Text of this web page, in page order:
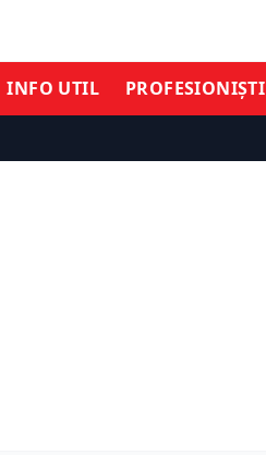
INFO UTIL PROFESIONIȘTI